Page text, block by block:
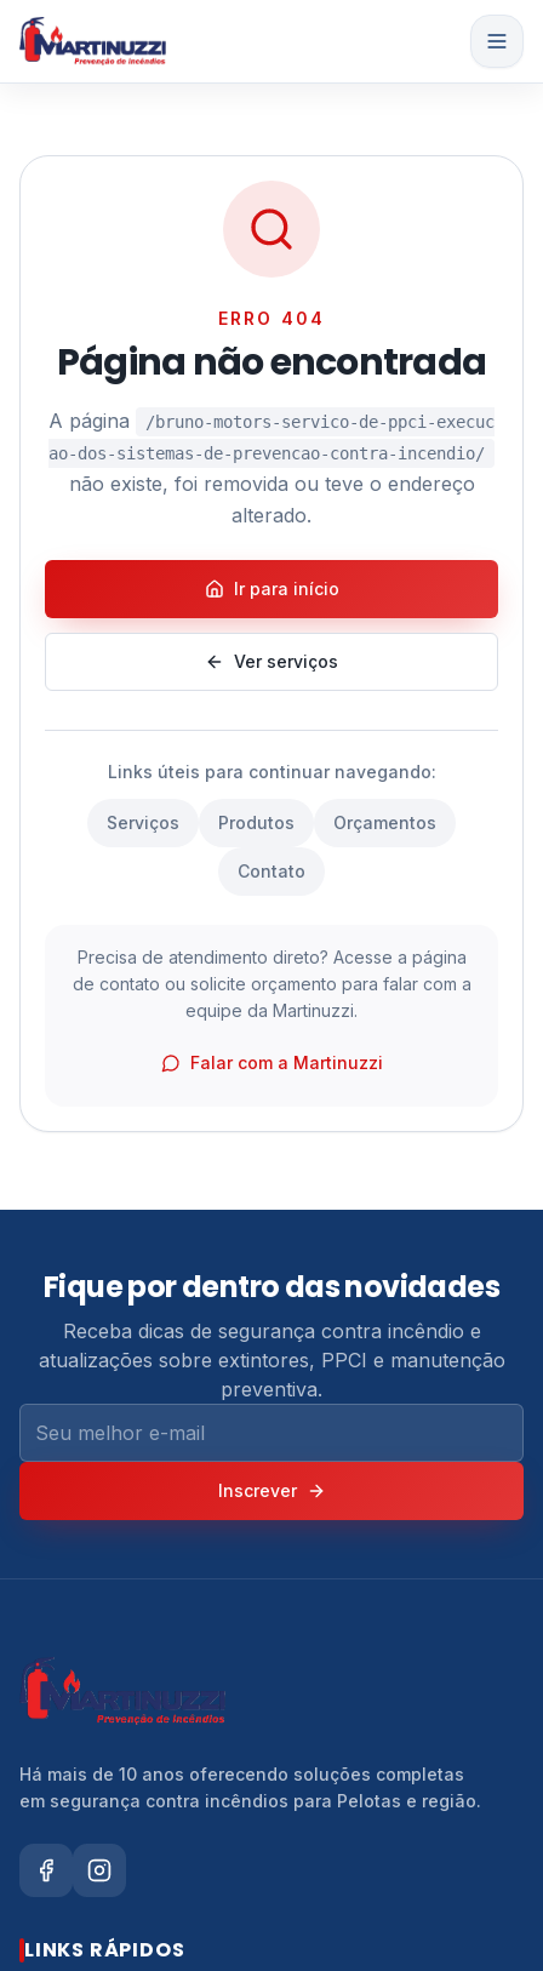
Pular para o conteúdo principal
Fita Antiderrapante
Projetos para Eventos Temporários
Extintores de Incêndio
PPCI
PSPCI
Laudos Técnicos
Treinamento de Brigada de Incêndio
Emissão de ART
Fitas Antiderrapantes
Iluminação de Emergência
Abrigos para Extintores
Quem Somos
Galeria
Contato
Fale Conosco
Trabalhe Conosco
Área do Cliente
Cadastrar acesso
Solicitar Orçamento
ERRO 404
Página não encontrada
A página
/bruno-motors-servico-de-ppci-execuc
ao-dos-sistemas-de-prevencao-contra-incendio/
não existe, foi removida ou teve o endereço
alterado.
Ir para início
Ver serviços
Links úteis para continuar navegando:
Serviços Produtos Orçamentos
Contato
Precisa de atendimento direto? Acesse a página
de contato ou solicite orçamento para falar com a
equipe da Martinuzzi.
Falar com a Martinuzzi
Fique por dentro das novidades
Receba dicas de segurança contra incêndio e
atualizações sobre extintores, PPCI e manutenção
preventiva.
Inscrever
Há mais de 10 anos oferecendo soluções completas
em segurança contra incêndios para Pelotas e região.
LINKS RÁPIDOS